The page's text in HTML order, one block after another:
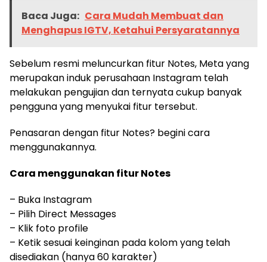
Baca Juga: Cara Mudah Membuat dan
Menghapus IGTV, Ketahui Persyaratannya
Sebelum resmi meluncurkan fitur Notes, Meta yang
merupakan induk perusahaan Instagram telah
melakukan pengujian dan ternyata cukup banyak
pengguna yang menyukai fitur tersebut.
Penasaran dengan fitur Notes? begini cara
menggunakannya.
Cara menggunakan fitur Notes
– Buka Instagram
– Pilih Direct Messages
– Klik foto profile
– Ketik sesuai keinginan pada kolom yang telah
disediakan (hanya 60 karakter)